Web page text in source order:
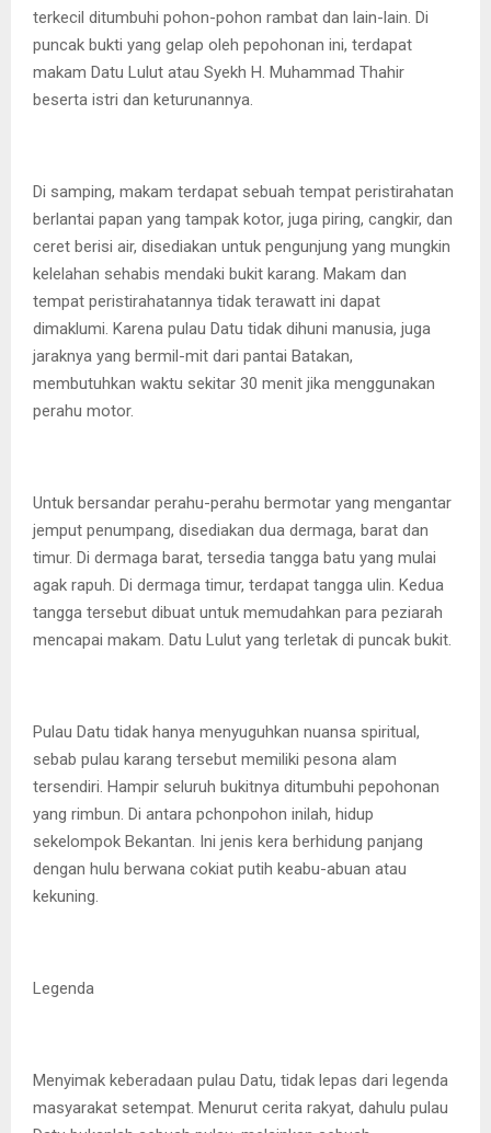
terkecil ditumbuhi pohon-pohon rambat dan lain-lain. Di
puncak bukti yang gelap oleh pepohonan ini, terdapat
makam Datu Lulut atau Syekh H. Muhammad Thahir
beserta istri dan keturunannya.
Di samping, makam terdapat sebuah tempat peristirahatan
berlantai papan yang tampak kotor, juga piring, cangkir, dan
ceret berisi air, disediakan untuk pengunjung yang mungkin
kelelahan sehabis mendaki bukit karang. Makam dan
tempat peristirahatannya tidak terawatt ini dapat
dimaklumi. Karena pulau Datu tidak dihuni manusia, juga
jaraknya yang bermil-mit dari pantai Batakan,
membutuhkan waktu sekitar 30 menit jika menggunakan
perahu motor.
Untuk bersandar perahu-perahu bermotar yang mengantar
jemput penumpang, disediakan dua dermaga, barat dan
timur. Di dermaga barat, tersedia tangga batu yang mulai
agak rapuh. Di dermaga timur, terdapat tangga ulin. Kedua
tangga tersebut dibuat untuk memudahkan para peziarah
mencapai makam. Datu Lulut yang terletak di puncak bukit.
Pulau Datu tidak hanya menyuguhkan nuansa spiritual,
sebab pulau karang tersebut memiliki pesona alam
tersendiri. Hampir seluruh bukitnya ditumbuhi pepohonan
yang rimbun. Di antara pchonpohon inilah, hidup
sekelompok Bekantan. Ini jenis kera berhidung panjang
dengan hulu berwana cokiat putih keabu-abuan atau
kekuning.
Legenda
Menyimak keberadaan pulau Datu, tidak lepas dari legenda
masyarakat setempat. Menurut cerita rakyat, dahulu pulau